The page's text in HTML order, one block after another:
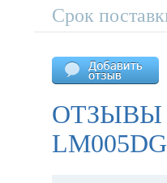
Срок
ОТЗЫВЫ
LM005DG